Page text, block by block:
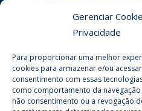
Gerenciar
Privacidade
Para proporcionar uma melhor
cookies para armazenar e/ou
consentimento com essas
como comportamento da navegação
não consentimento ou a revogação